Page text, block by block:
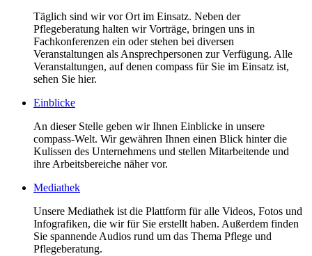
Täglich sind wir vor Ort im Einsatz. Neben der
Pflegeberatung halten wir Vorträge, bringen uns in
Fachkonferenzen ein oder stehen bei diversen
Veranstaltungen als Ansprechpersonen zur Verfügung. Alle
Veranstaltungen, auf denen compass für Sie im Einsatz ist,
sehen Sie hier.
Einblicke
An dieser Stelle geben wir Ihnen Einblicke in unsere
compass-Welt. Wir gewähren Ihnen einen Blick hinter die
Kulissen des Unternehmens und stellen Mitarbeitende und
ihre Arbeitsbereiche näher vor.
Mediathek
Unsere Mediathek ist die Plattform für alle Videos, Fotos und
Infografiken, die wir für Sie erstellt haben. Außerdem finden
Sie spannende Audios rund um das Thema Pflege und
Pflegeberatung.